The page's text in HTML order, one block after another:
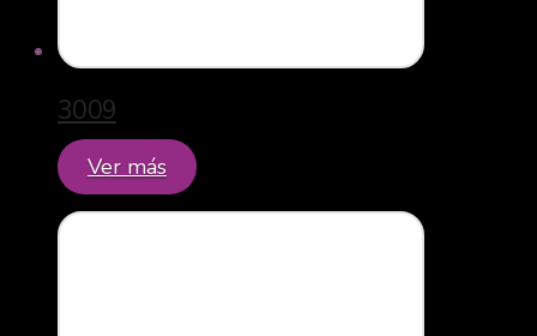
3009
Ver más